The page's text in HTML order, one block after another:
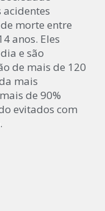
acidentes
morte entre
anos. Eles
e são
de mais de 120
mais
de 90%
evitados com